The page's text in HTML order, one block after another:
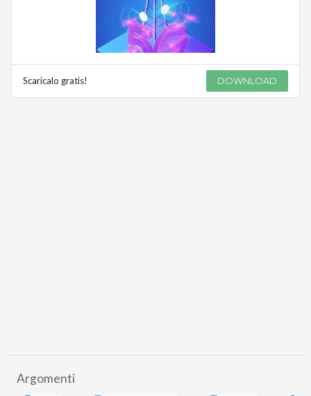
Scaricalo gratis! DOWNLOAD
Argomenti